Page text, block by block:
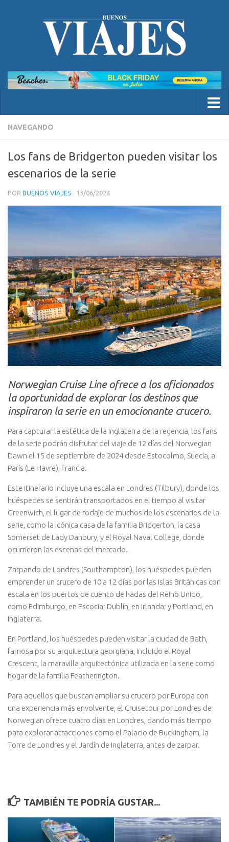
NAVEGANDO
Los fans de Bridgerton pueden visitar los
escenarios de la serie
POR BUENOS VIAJES · 13/06/2024
Norwegian Cruise Line ofrece a los aficionados
la oportunidad de explorar los destinos que
inspiraron la serie en un emocionante crucero.
Para capturar la estética de la Inglaterra de la regencia, los fans
de la serie podrán disfrutar del viaje de 12 días del Norwegian
Dawn el 15 de septiembre de 2024 desde Estocolmo, Suecia, a
París (Le Havre), Francia.
Este itinerario incluye una escala en Londres (Tilbury), donde los
huéspedes se sentirán transportados en el tiempo al visitar
Greenwich, el lugar de rodaje de muchos de los escenarios de la
serie, como la icónica casa de la familia Bridgerton, la casa
Somerset de Lady Danbury, y el Royal Naval College, donde
ocurrieron las escenas del mercado.
Zarpando de Londres (Southampton), los huéspedes pueden
emprender un crucero de 10 a 12 días por las Islas Británicas con
escala en los puertos de cuento de hadas del Reino Unido,
como Edimburgo, en Escocia; Dublín, en Irlanda; y Portland, en
Inglaterra.
En Portland, los huéspedes pueden visitar la ciudad de Bath,
famosa por su arquitectura georgiana, incluido el Royal
Crescent, la maravilla arquitectónica utilizada en la serie como
hogar de la familia Featherington.
Para aquellos que buscan ampliar su crucero por Europa con
una experiencia más envolvente, el Cruisetour por Londres de
Norwegian ofrece cuatro días en Londres, dando más tiempo
para explorar atracciones como el Palacio de Buckingham, la
Torre de Londres y el Jardín de Inglaterra, antes de zarpar.
TAMBIÉN TE PODRÍA GUSTAR...